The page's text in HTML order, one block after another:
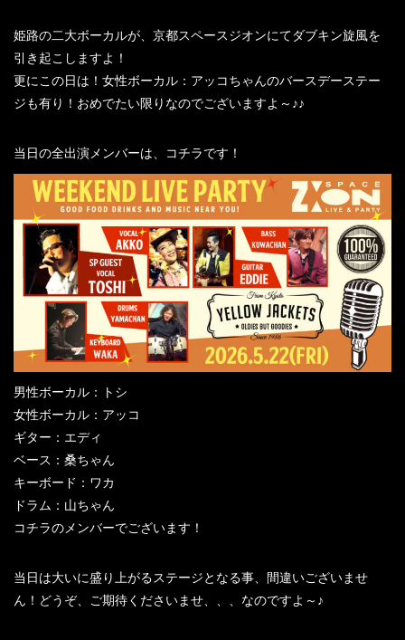
姫路の二大ボーカルが、京都スペースジオンにてダブキン旋風を
引き起こしますよ！
更にこの日は！女性ボーカル：アッコちゃんのバースデーステー
ジも有り！おめでたい限りなのでございますよ～♪♪
当日の全出演メンバーは、コチラです！
男性ボーカル：トシ
女性ボーカル：アッコ
ギター：エディ
ベース：桑ちゃん
キーボード：ワカ
ドラム：山ちゃん
コチラのメンバーでございます！
当日は大いに盛り上がるステージとなる事、間違いございませ
ん！どうぞ、ご期待くださいませ、、、なのですよ～♪